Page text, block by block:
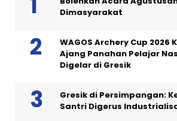
Dimasyarakat
WAGOS Archery Cup 2026
Ajang Panahan Pelajar
Digelar di Gresik
Gresik di Persimpangan:
Santri Digerus